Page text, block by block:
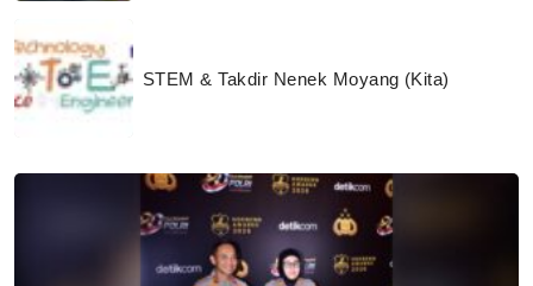
STEM & Takdir Nenek Moyang (Kita)